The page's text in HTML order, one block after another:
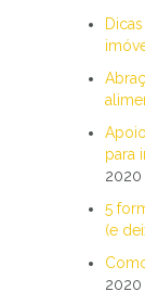
para
2020
5
(e
2020